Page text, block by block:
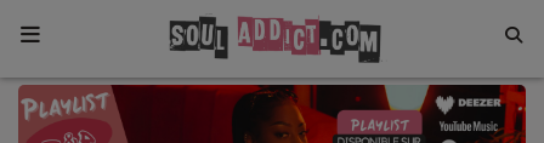
Home